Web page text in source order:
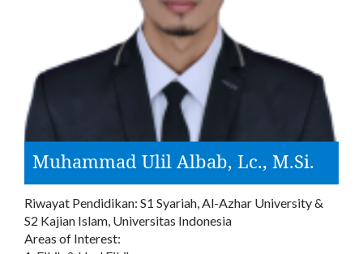
Muhammad Ulil Albab, Lc., M.Si.
Riwayat Pendidikan: S1 Syariah, Al-Azhar University &
S2 Kajian Islam, Universitas Indonesia
Areas of Interest: